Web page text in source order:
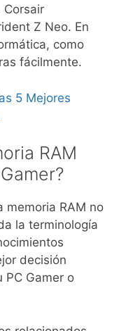
Corsair
Z Neo. En
como
fácilmente.
5 Mejores
RAM
memoria RAM no
la terminología
decisión
PC Gamer o